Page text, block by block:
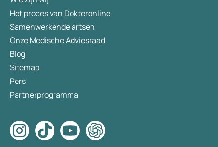
Het proces van Dokteronline
Samenwerkende artsen
Onze Medische Adviesraad
Blog
Sitemap
Pers
Partnerprogramma